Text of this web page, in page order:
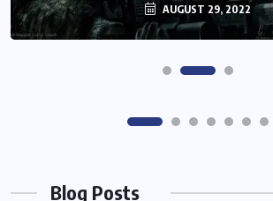
AUGUST 29, 2022
AUGUST 29, 2022
Blog Posts